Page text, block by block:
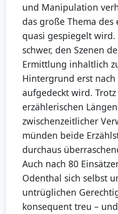
und Manipulation
das große Thema
quasi gespiegelt
schwer, den Szenen
Ermittlung inhaltlich
Hintergrund erst nach
aufgedeckt wird.
erzählerischen
zwischenzeitlicher
münden beide
durchaus
Auch nach 80
Odenthal sich selbst
untrüglichen
konsequent treu –